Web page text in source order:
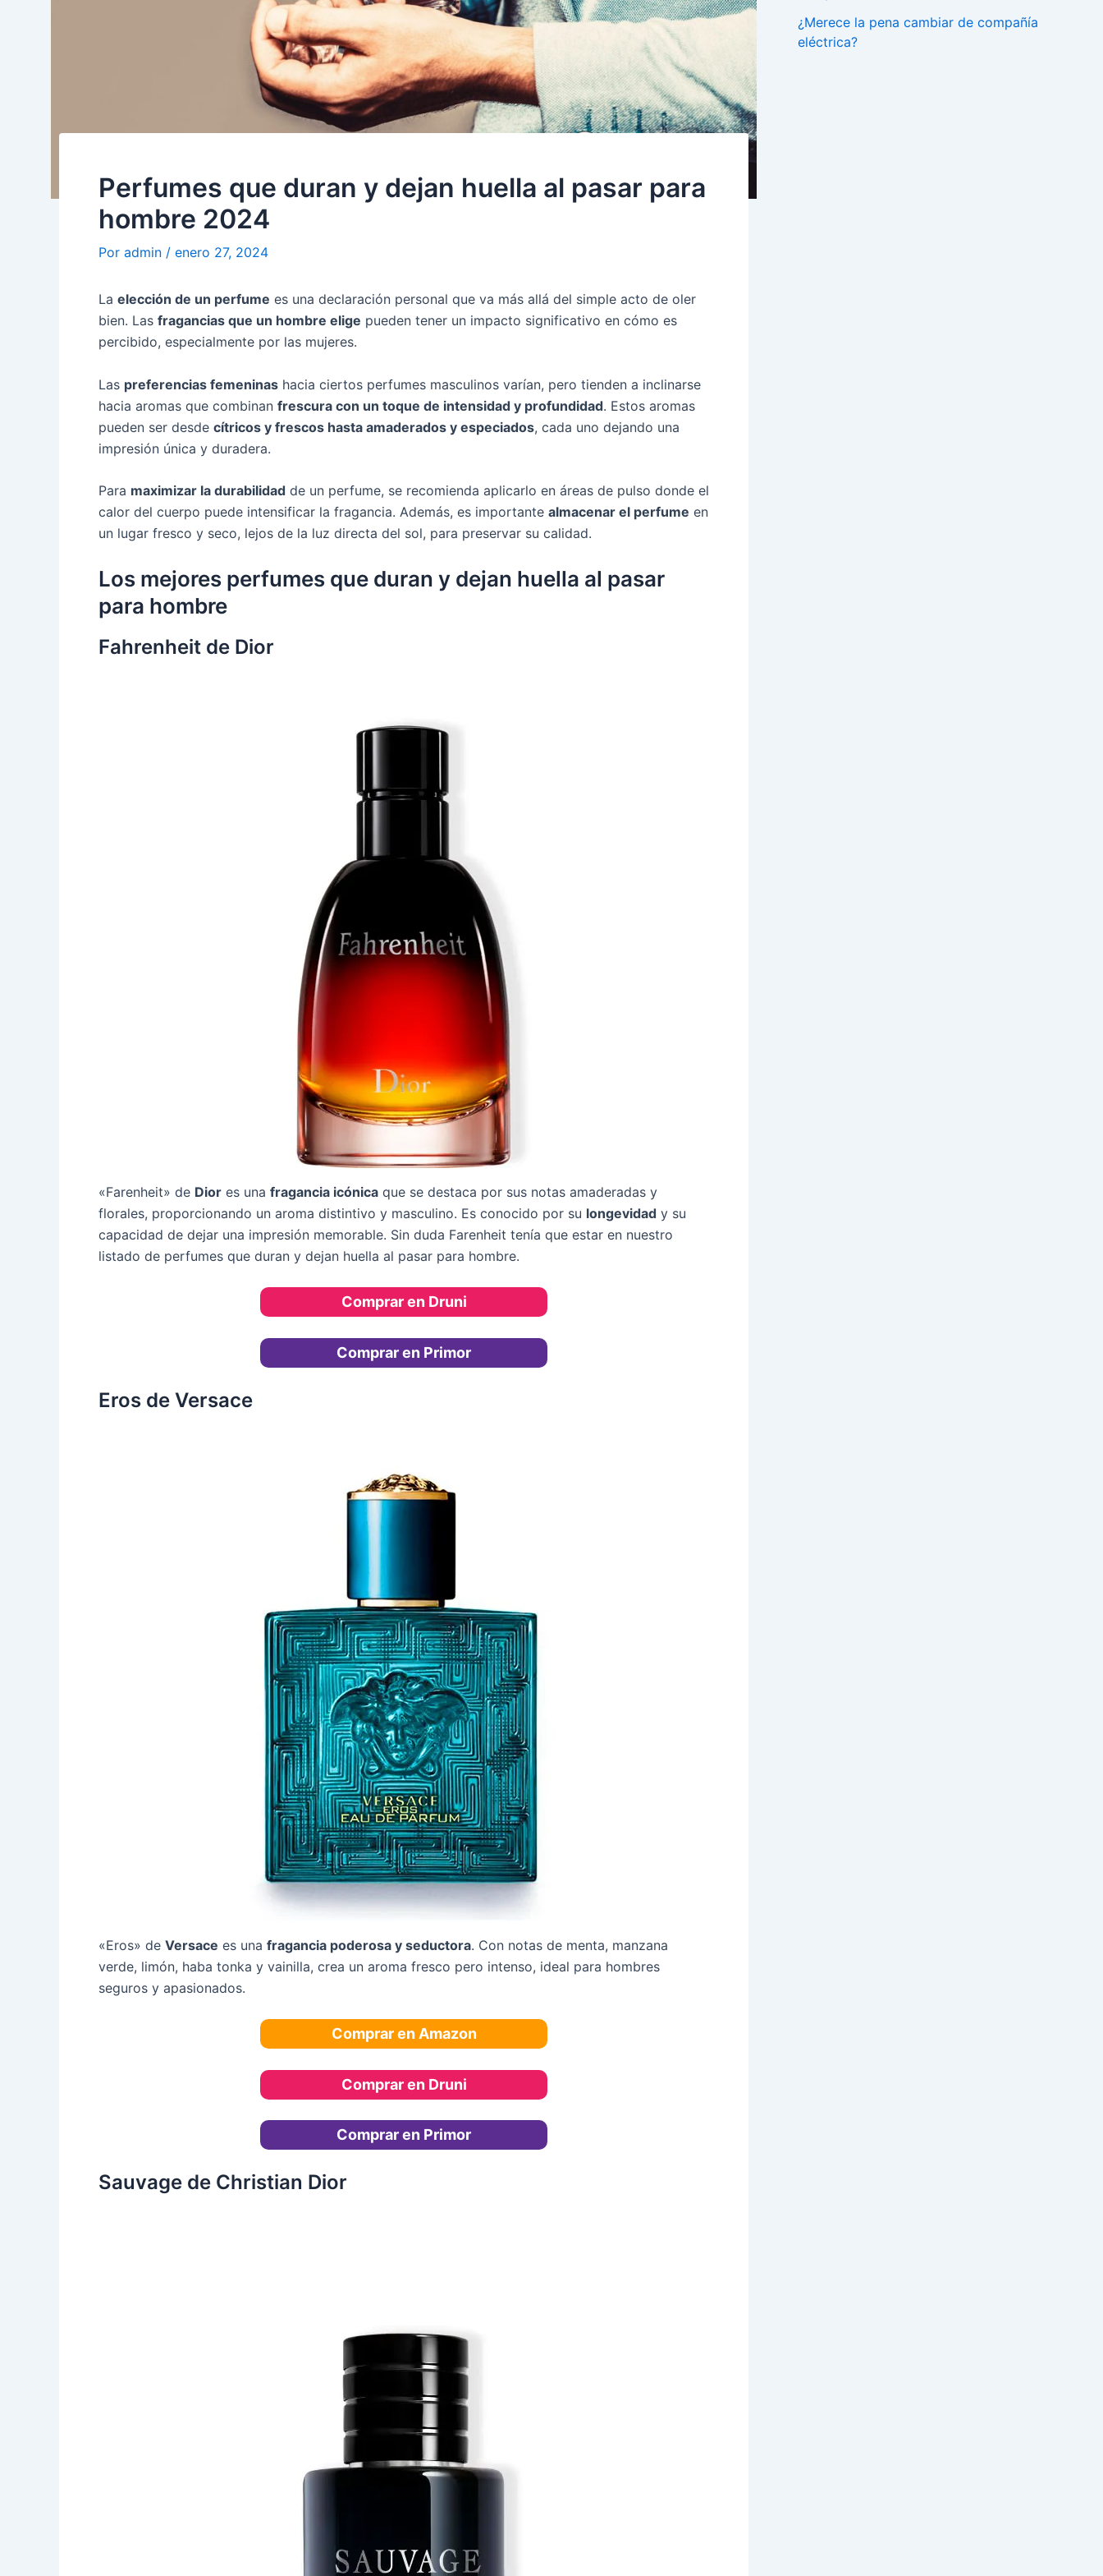
Perfumes que duran y dejan huella al pasar para
hombre 2024
Por admin / enero 27, 2024
La elección de un perfume es una declaración personal que va más allá del simple acto de oler
bien. Las fragancias que un hombre elige pueden tener un impacto significativo en cómo es
percibido, especialmente por las mujeres.
Las preferencias femeninas hacia ciertos perfumes masculinos varían, pero tienden a inclinarse
hacia aromas que combinan frescura con un toque de intensidad y profundidad. Estos aromas
pueden ser desde cítricos y frescos hasta amaderados y especiados, cada uno dejando una
impresión única y duradera.
Para maximizar la durabilidad de un perfume, se recomienda aplicarlo en áreas de pulso donde el
calor del cuerpo puede intensificar la fragancia. Además, es importante almacenar el perfume en
un lugar fresco y seco, lejos de la luz directa del sol, para preservar su calidad.
Los mejores perfumes que duran y dejan huella al pasar
para hombre
Fahrenheit de Dior
«Farenheit» de Dior es una fragancia icónica que se destaca por sus notas amaderadas y
florales, proporcionando un aroma distintivo y masculino. Es conocido por su longevidad y su
capacidad de dejar una impresión memorable. Sin duda Farenheit tenía que estar en nuestro
listado de perfumes que duran y dejan huella al pasar para hombre.
Comprar en Druni
Comprar en Primor
Eros de Versace
«Eros» de Versace es una fragancia poderosa y seductora. Con notas de menta, manzana
verde, limón, haba tonka y vainilla, crea un aroma fresco pero intenso, ideal para hombres
seguros y apasionados​​.
Comprar en Amazon
Comprar en Druni
Comprar en Primor
Sauvage de Christian Dior
¿Merece la pena cambiar de compañía
eléctrica?